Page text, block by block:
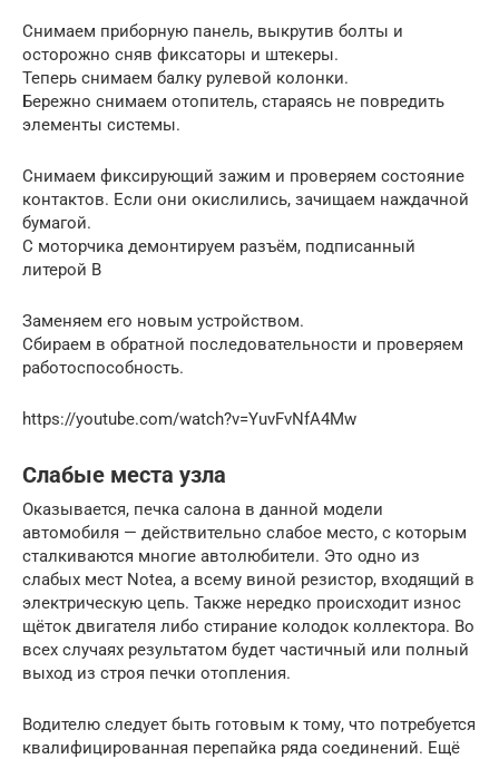
Снимаем приборную панель, выкрутив болты и
осторожно сняв фиксаторы и штекеры.
Теперь снимаем балку рулевой колонки.
Бережно снимаем отопитель, стараясь не повредить
элементы системы.
Снимаем фиксирующий зажим и проверяем состояние
контактов. Если они окислились, зачищаем наждачной
бумагой.
С моторчика демонтируем разъём, подписанный
литерой В
Заменяем его новым устройством.
Сбираем в обратной последовательности и проверяем
работоспособность.
https://youtube.com/watch?v=YuvFvNfA4Mw
Слабые места узла
Оказывается, печка салона в данной модели
автомобиля — действительно слабое место, с которым
сталкиваются многие автолюбители. Это одно из
слабых мест Noteа, а всему виной резистор, входящий в
электрическую цепь. Также нередко происходит износ
щёток двигателя либо стирание колодок коллектора. Во
всех случаях результатом будет частичный или полный
выход из строя печки отопления.
Водителю следует быть готовым к тому, что потребуется
квалифицированная перепайка ряда соединений. Ещё